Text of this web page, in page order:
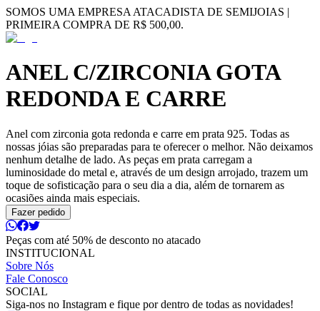
SOMOS UMA EMPRESA ATACADISTA DE SEMIJOIAS |
PRIMEIRA COMPRA DE R$ 500,00.
ANEL C/ZIRCONIA GOTA
REDONDA E CARRE
Anel com zirconia gota redonda e carre em prata 925. Todas as
nossas jóias são preparadas para te oferecer o melhor. Não deixamos
nenhum detalhe de lado. As peças em prata carregam a
luminosidade do metal e, através de um design arrojado, trazem um
toque de sofisticação para o seu dia a dia, além de tornarem as
ocasiões ainda mais especiais.
Fazer pedido
Peças com até 50% de desconto no atacado
INSTITUCIONAL
Sobre Nós
Fale Conosco
SOCIAL
Siga-nos no Instagram e fique por dentro de todas as novidades!